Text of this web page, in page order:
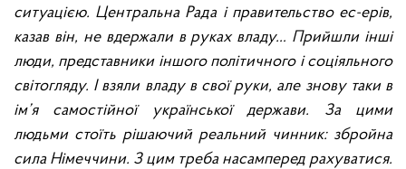
ситуацією. Центральна Рада і правительство ес-ерів,
казав він, не вдержали в руках владу… Прийшли інші
люди, представники іншого політичного і соціяльного
світогляду. І взяли владу в свої руки, але знову таки в
ім’я самостійної української держави. За цими
людьми стоїть рішаючий реальний чинник: збройна
сила Німеччини. З цим треба насамперед рахуватися.